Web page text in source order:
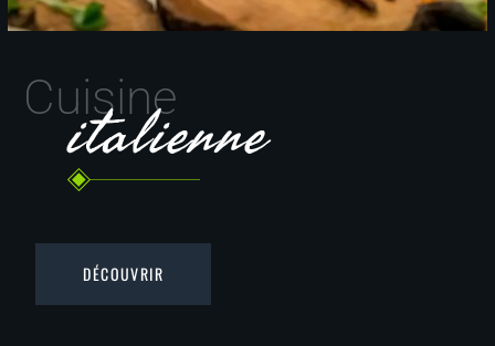
Cuisine
italienne
DÉCOUVRIR